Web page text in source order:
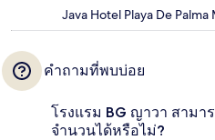
Java Hotel Playa De Palma
คำถามที่พบบ่อย
โรงแรม BG ญาวา สามา
จำนวนได้หรือไม่?